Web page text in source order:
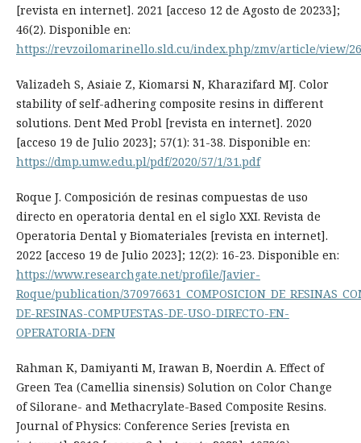
[revista en internet]. 2021 [acceso 12 de Agosto de 20233];
46(2). Disponible en:
https://revzoilomarinello.sld.cu/index.php/zmv/article/view/
Valizadeh S, Asiaie Z, Kiomarsi N, Kharazifard MJ. Color
stability of self-adhering composite resins in different
solutions. Dent Med Probl [revista en internet]. 2020
[acceso 19 de Julio 2023]; 57(1): 31-38. Disponible en:
https://dmp.umw.edu.pl/pdf/2020/57/1/31.pdf
Roque J. Composición de resinas compuestas de uso
directo en operatoria dental en el siglo XXI. Revista de
Operatoria Dental y Biomateriales [revista en internet].
2022 [acceso 19 de Julio 2023]; 12(2): 16-23. Disponible en:
https://www.researchgate.net/profile/Javier-
Roque/publication/
DE-RESINAS-COMPUESTAS-DE-USO-DIRECTO-EN-
OPERATORIA-DEN
Rahman K, Damiyanti M, Irawan B, Noerdin A. Effect of
Green Tea (Camellia sinensis) Solution on Color Change
of Silorane- and Methacrylate-Based Composite Resins.
Journal of Physics: Conference Series [revista en